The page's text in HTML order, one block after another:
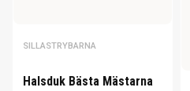
SILLASTRYBARNA
Halsduk Bästa Mästarna